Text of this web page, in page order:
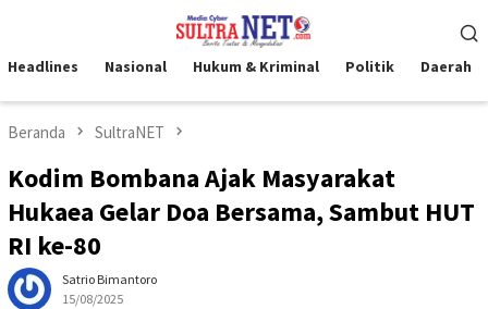
kontenMobile
Headlines Nasional Hukum & Kriminal Politik Daerah
Beranda SultraNET
Kodim Bombana Ajak Masyarakat
Hukaea Gelar Doa Bersama, Sambut HUT
RI ke-80
Satrio Bimantoro
15/08/2025